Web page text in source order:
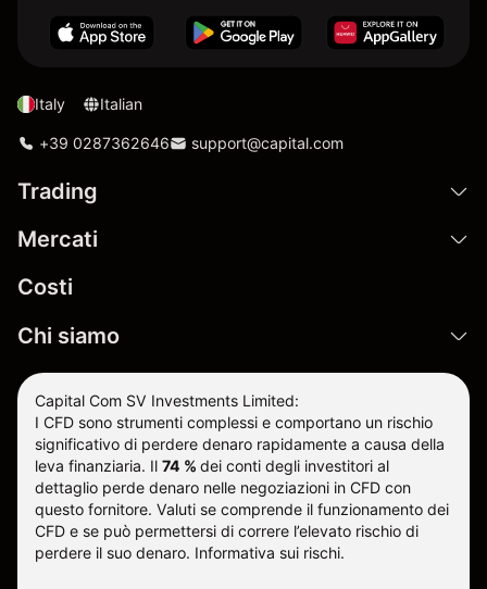
Italy Italian
+39 0287362646 support@capital.com
Trading
Mercati
Costi
Chi siamo
Capital Com SV Investments Limited:
I CFD sono strumenti complessi e comportano un rischio
significativo di perdere denaro rapidamente a causa della
leva finanziaria. Il 74 % dei conti degli investitori al
dettaglio perde denaro nelle negoziazioni in CFD con
questo fornitore. Valuti se comprende il funzionamento dei
CFD e se può permettersi di correre l’elevato rischio di
perdere il suo denaro. Informativa sui rischi.